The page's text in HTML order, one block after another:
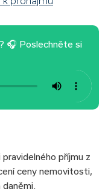
🎧 Poslechněte si
příjmu z
ceny nemovitosti,